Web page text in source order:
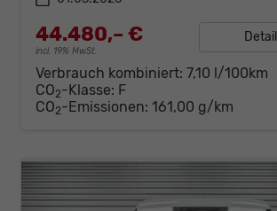
44.480,– €
incl. 19% MwSt.
Verbrauch kombiniert: 7,10 l/100km
CO2-Klasse: F
CO2-Emissionen: 161,00 g/km